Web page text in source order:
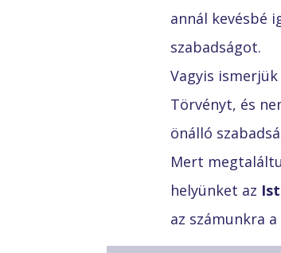
annál kevésbé
szabadságot.
Vagyis
Törvényt, és
önálló
Mert
helyünket az
az számunkra a